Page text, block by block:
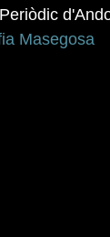
Masegosa